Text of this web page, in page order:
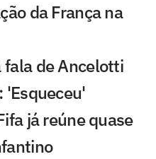
da França na
fala de Ancelotti
'Esqueceu'
já reúne quase